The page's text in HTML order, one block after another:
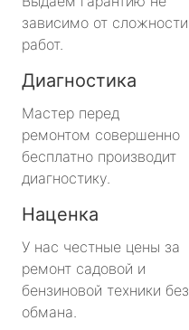
зависимо от сложности
работ.
Диагностика
Мастер перед
ремонтом совершенно
бесплатно производит
диагностику.
Наценка
У нас честные цены за
ремонт садовой и
бензиновой техники без
обмана.